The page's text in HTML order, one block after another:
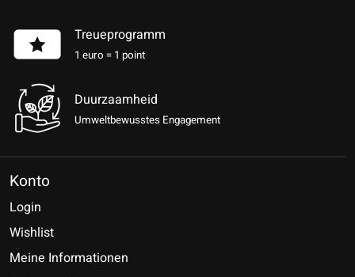
Treueprogramm
1 euro = 1 point
Duurzaamheid
Umweltbewusstes Engagement
Konto
Login
Wishlist
Meine Informationen